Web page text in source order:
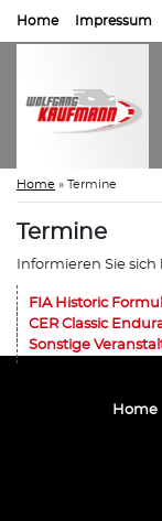
Home Impressum
Home » Termine
Termine
Informieren Sie
FIA Historic
CER Classic
Sonstige
Home